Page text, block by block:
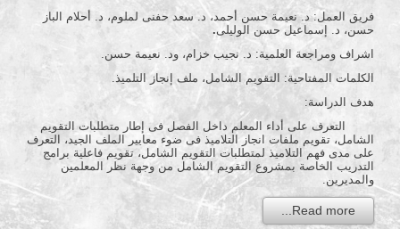
فريق العمل: د. نعيمة حسن أحمد، د. سعد حفنى لملوم، د. أحلام الباز
حسن، د. إسماعيل حسن الوليلى.
اشراف ومراجعة العلمية: د. نجيب خزام، ود. نعيمة حسن.
الكلمات المفتاحية: التقويم الشامل، ملف إنجاز التلميذ.
هدف الدراسة:
التعرف على أداء المعلم داخل الفصل فى إطار متطلبات التقويم
الشامل، تقويم ملفات انجاز التلاميذ فى ضوء معايير الملف الجيد، التعرف
على مدى فهم التلاميذ لمتطلبات التقويم الشامل، تقويم فاعلية برامج
التدريب الخاصة بمشروع التقويم الشامل من وجهة نظر المعلمين
والمديرين.
Read more...